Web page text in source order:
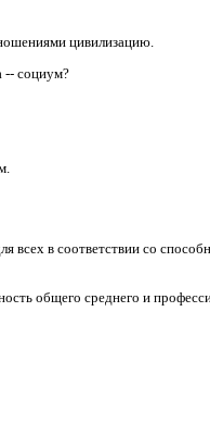
цивилизацию.
-- социум?
всех в соответствии со
общего среднего и